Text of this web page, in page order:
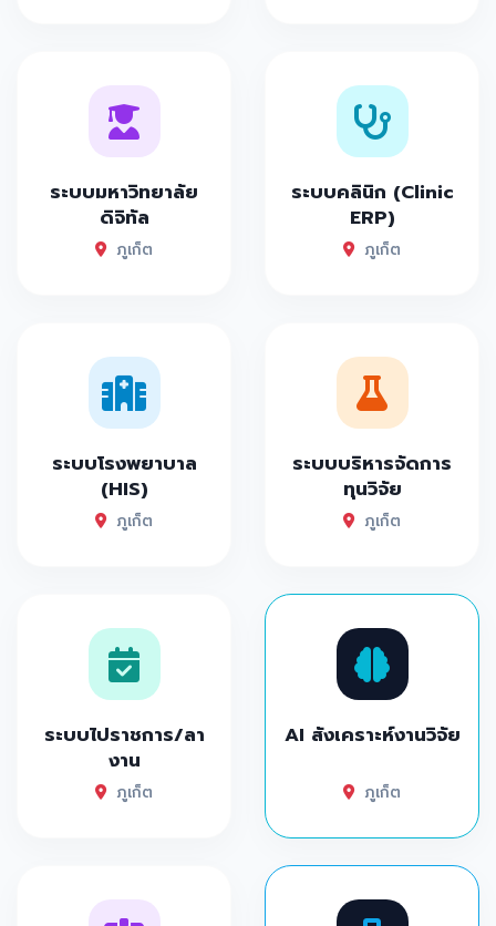
ระบบมหาวิทยาลัย
ดิจิทัล
ภูเก็ต
ระบบคลินิก (Clinic
ERP)
ภูเก็ต
ระบบโรงพยาบาล
(HIS)
ภูเก็ต
ระบบบริหารจัดการ
ทุนวิจัย
ภูเก็ต
ระบบไปราชการ/ลา
งาน
ภูเก็ต
AI สังเคราะห์งานวิจัย
ภูเก็ต